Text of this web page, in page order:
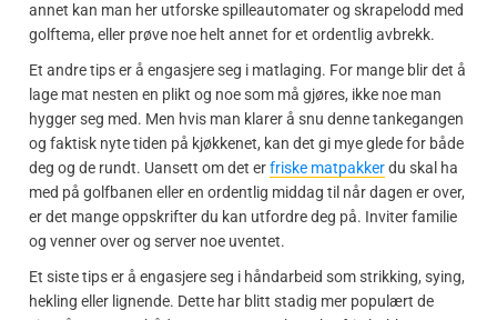
annet kan man her utforske spilleautomater og skrapelodd med
golftema, eller prøve noe helt annet for et ordentlig avbrekk.
Et andre tips er å engasjere seg i matlaging. For mange blir det å
lage mat nesten en plikt og noe som må gjøres, ikke noe man
hygger seg med. Men hvis man klarer å snu denne tankegangen
og faktisk nyte tiden på kjøkkenet, kan det gi mye glede for både
deg og de rundt. Uansett om det erfriske matpakkerdu skal ha
med på golfbanen eller en ordentlig middag til når dagen er over,
er det mange oppskrifter du kan utfordre deg på. Inviter familie
og venner over og server noe uventet.
Et siste tips er å engasjere seg i håndarbeid som strikking, sying,
hekling eller lignende. Dette har blitt stadig mer populært de